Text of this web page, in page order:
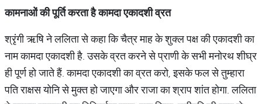
कामनाओंकीपूर्तिकरताहैकामदाएकादशीव्रत
श्रृंगी ऋषि ने ललिता से कहा कि चैत्र माह के शुक्ल पक्ष की एकादशी का
नाम कामदा एकादशी है. उसके व्रत करने से प्राणी के सभी मनोरथ शीघ्र
ही पूर्ण हो जाते हैं. कामदा एकादशी का व्रत करो, इसके फल से तुम्हारा
पति राक्षस योनि से मुक्त हो जाएगा और राजा का श्राप शांत होगा. ललिता